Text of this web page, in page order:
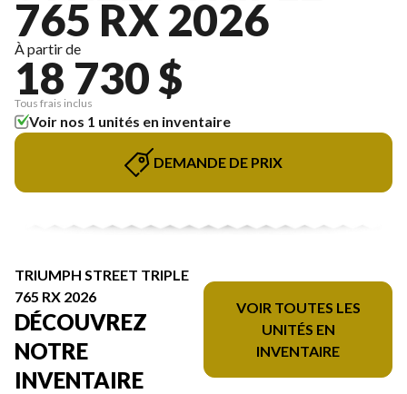
765 RX 2026
À partir de
18 730 $
Tous frais inclus
Voir nos 1 unités en inventaire
DEMANDE DE PRIX
TRIUMPH STREET TRIPLE
765 RX 2026
DÉCOUVREZ
NOTRE
INVENTAIRE
VOIR TOUTES LES
UNITÉS EN
INVENTAIRE